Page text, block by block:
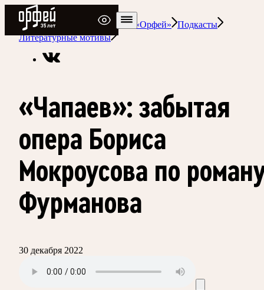
Радио Орфей
Радио классической музыки «Орфей»
Подкасты
Литературные мотивы
«Чапаев»: забытая
опера Бориса
Мокроусова по
Фурманова
30 декабря 2022